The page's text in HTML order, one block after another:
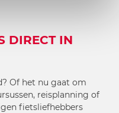
DIRECT IN
Of het nu gaat om
reisplanning of
fietsliefhebbers